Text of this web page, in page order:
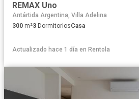
REMAX Uno
Antártida Argentina, Villa Adelina
300 m²3 DormitoriosCasa
Actualizado hace 1 día en Rentola